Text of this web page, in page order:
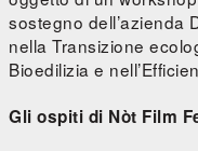
sostegno dell’azienda
nella Transizione
Bioedilizia e
Gli ospiti di Nòt Film